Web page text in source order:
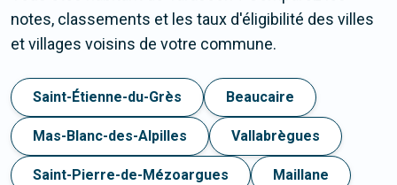
notes, classements et les taux d'éligibilité des villes
et villages voisins de votre commune.
Saint-Étienne-du-Grès Beaucaire
Mas-Blanc-des-Alpilles Vallabrègues
Saint-Pierre-de-Mézoargues Maillane